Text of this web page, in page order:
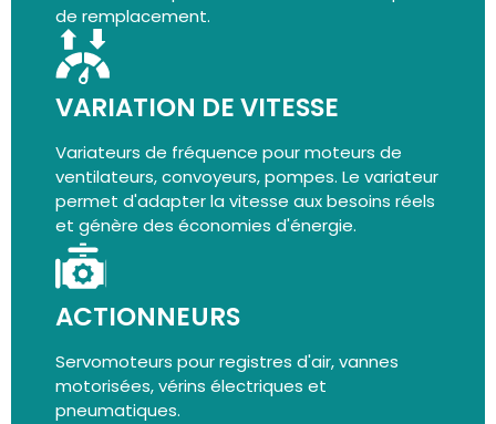
de remplacement.
VARIATION DE VITESSE
Variateurs de fréquence pour moteurs de
ventilateurs, convoyeurs, pompes. Le variateur
permet d'adapter la vitesse aux besoins réels
et génère des économies d'énergie.
ACTIONNEURS
Servomoteurs pour registres d'air, vannes
motorisées, vérins électriques et
pneumatiques.